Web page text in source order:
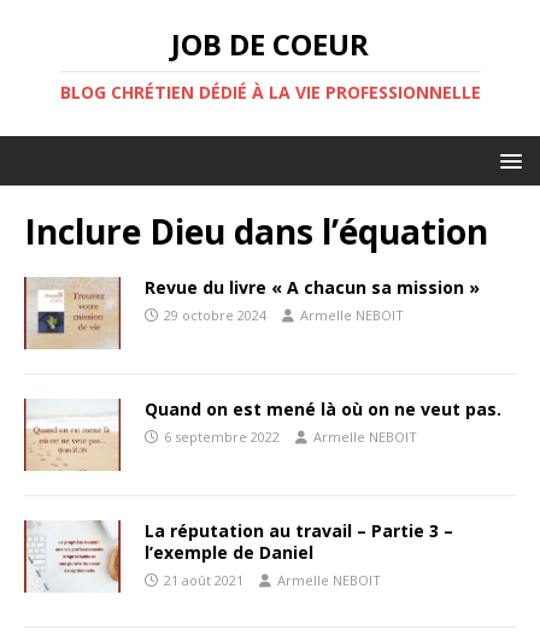
JOB DE COEUR
BLOG CHRÉTIEN DÉDIÉ À LA VIE PROFESSIONNELLE
Inclure Dieu dans l’équation
Revue du livre « A chacun sa mission »
29 octobre 2024 Armelle NEBOIT
Quand on est mené là où on ne veut pas.
6 septembre 2022 Armelle NEBOIT
La réputation au travail – Partie 3 –
l’exemple de Daniel
21 août 2021 Armelle NEBOIT